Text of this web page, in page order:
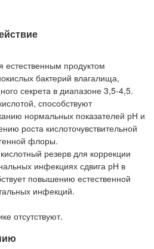
естественным продуктом
бактерий влагалища,
секрета в диапазоне 3,5-4,5.
способствуют
нормальных показателей рН и
роста кислоточувствительной
флоры.
резерв для коррекции
инфекциях сдвига рН в
повышению естественной
инфекций.
отсутствуют.